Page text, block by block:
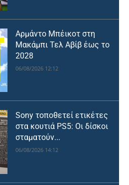
Αρμάντο Μπέικοτ στη
Μακάμπι Τελ Αβίβ έως το
2028
06/08/2026 12:12
Sony τοποθετεί ετικέτες
στα κουτιά PS5: Οι δίσκοι
σταματούν...
06/08/2026 14:12